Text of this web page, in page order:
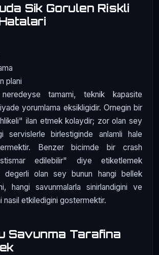
Sik Gorulen Riskli
plani
tamami, teknik kapasite
yorumlama eksikligidir. Ornegin bir
ilan etmek kolaydir; zor olan sey
servislerle birlestiginde anlamli hale
Benzer bicimde bir crash
edilebilir" diye etiketlemek
degerli olan sey bunun hangi bellek
hangi savunmalarla sinirlandigini ve
nasil etkiledigini gostermektir.
Savunma Tarafina